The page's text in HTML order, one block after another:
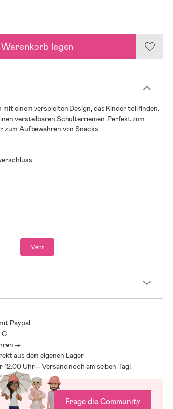
legen
einem verspielten Design, das Kinder toll finden.
verstellbaren Schulterriemen. Perfekt zum
zum Aufbewahren von Snacks.
Mehr
Paypal
€
->
aus dem eigenen Lager
Uhr – Versand noch am selben Tag!
Frage die Community